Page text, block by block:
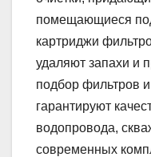
помещающиеся
картриджи
удаляют запахи и
подбор фильтров
гарантируют
водопровода,
современных